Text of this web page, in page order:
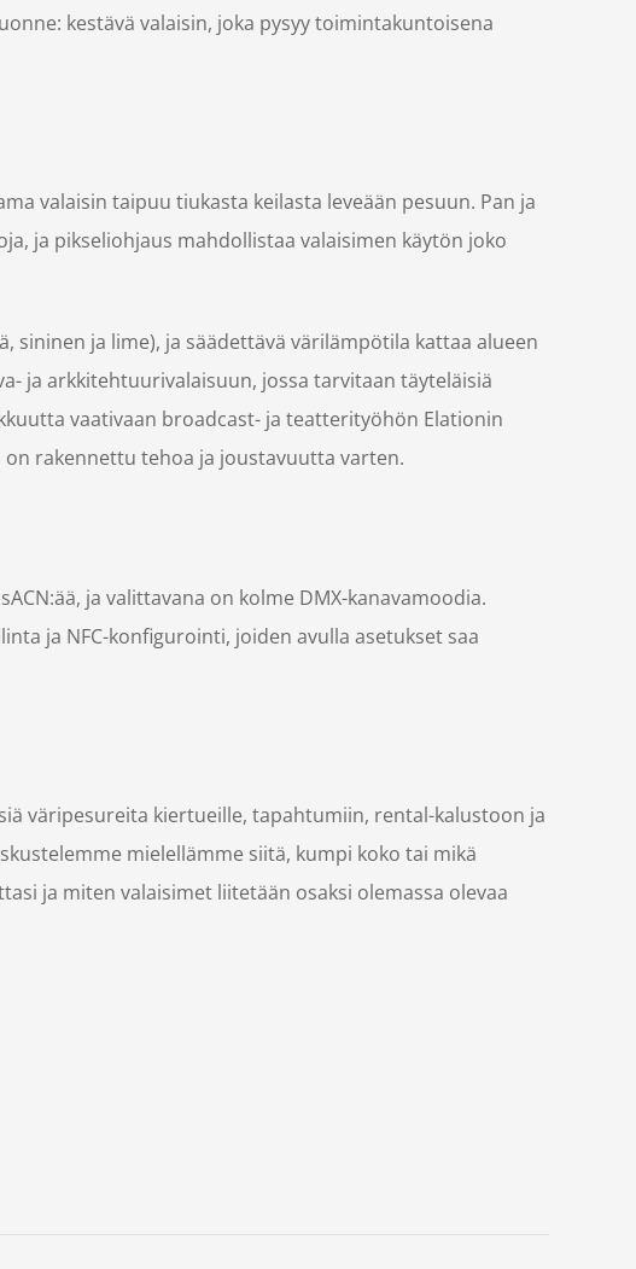
kestävä valaisin, joka pysyy toimintakuntoisena
valaisin taipuu tiukasta keilasta leveään pesuun. Pan ja
ja pikseliohjaus mahdollistaa valaisimen käytön joko
sininen ja lime), ja säädettävä värilämpötila kattaa alueen
ja arkkitehtuurivalaisuun, jossa tarvitaan täyteläisiä
vaativaan broadcast- ja teatterityöhön Elationin
on rakennettu tehoa ja joustavuutta varten.
ja valittavana on kolme DMX-kanavamoodia.
ja NFC-konfigurointi, joiden avulla asetukset saa
väripesureita kiertueille, tapahtumiin, rental-kalustoon ja
mielellämme siitä, kumpi koko tai mikä
ja miten valaisimet liitetään osaksi olemassa olevaa